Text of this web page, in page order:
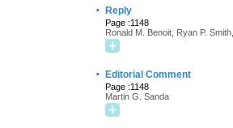
· Reply
Page :1148
Ronald M. Benoit, Ryan P.
· Editorial Comment
Page :1148
Martin G. Sanda